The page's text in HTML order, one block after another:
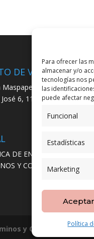
Para ofrecer las
almacenar y/o
tecnologías nos
las
puede afectar
Funcional
Estadísticas
Marketing
Aceptar
Política
DE VENTA
Maspapeles (Lobe Spain)
6, 11004 Cádiz
DE ENVÍO
Y CONDICIONES
y Condiciones